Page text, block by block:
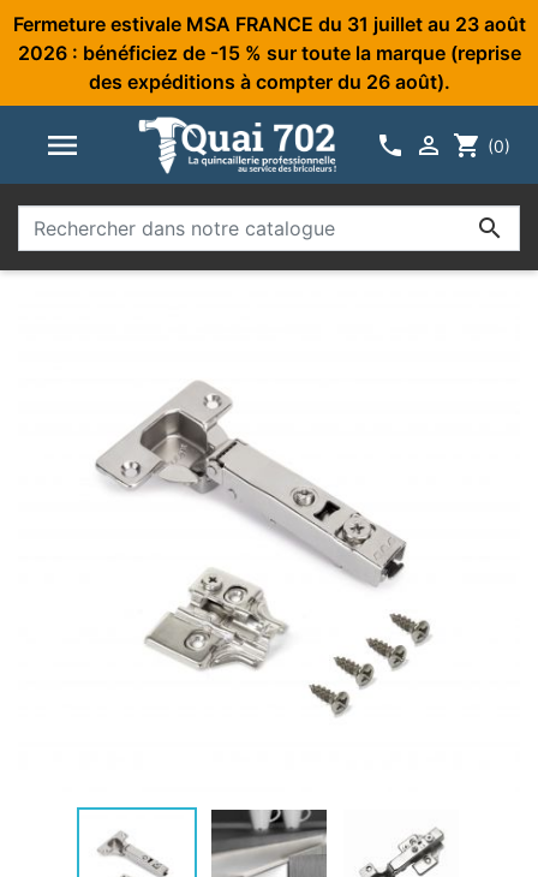
Fermeture estivale MSA FRANCE du 31 juillet au 23 août
2026 : bénéficiez de -15 % sur toute la marque (reprise
des expéditions à compter du 26 août).
   shopping_cart (0)
